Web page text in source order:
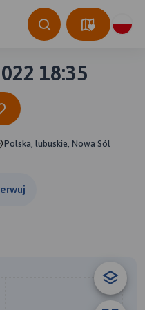
18:35
Polska, lubuskie, Nowa Sól